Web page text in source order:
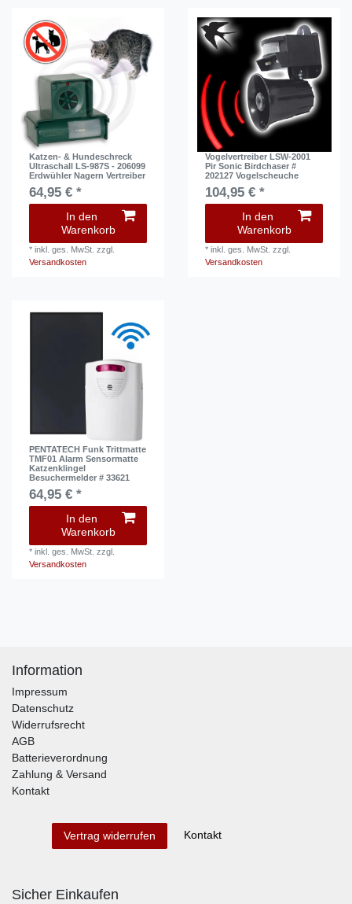
Katzen- & Hundeschreck
Ultraschall LS-987S - 206099
Erdwühler Nagern Vertreiber
64,95 € *
In den
Warenkorb
*inkl. ges. MwSt. zzgl.
Versandkosten
Vogelvertreiber LSW-2001
Pir Sonic Birdchaser #
202127 Vogelscheuche
104,95 € *
In den
Warenkorb
*inkl. ges. MwSt. zzgl.
Versandkosten
PENTATECH Funk Trittmatte
TMF01 Alarm Sensormatte
Katzenklingel
Besuchermelder # 33621
64,95 € *
In den
Warenkorb
*inkl. ges. MwSt. zzgl.
Versandkosten
Information
Impressum
Datenschutz
Widerrufsrecht
AGB
Batterieverordnung
Zahlung & Versand
Kontakt
Vertrag widerrufen Kontakt
Sicher Einkaufen